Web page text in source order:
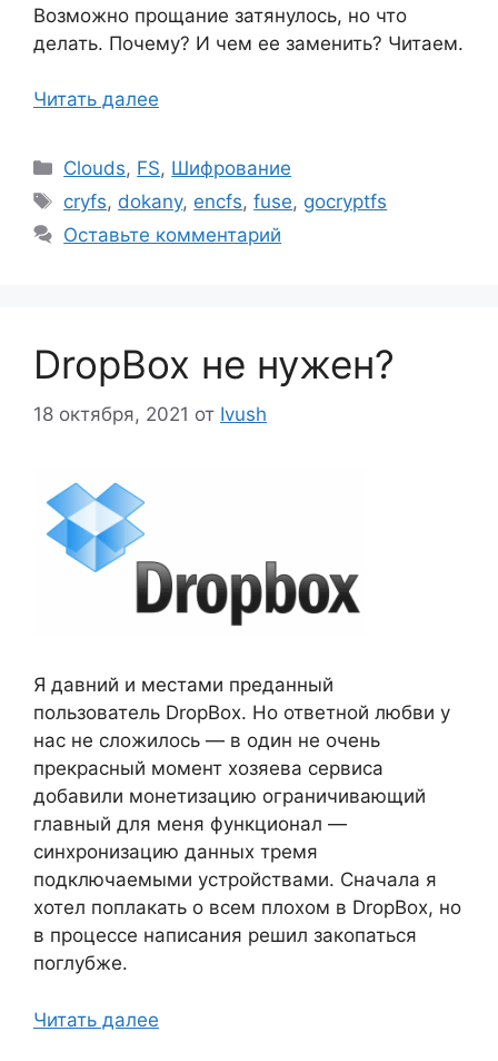
Возможно прощание затянулось, но что
делать. Почему? И чем ее заменить? Читаем.
Читать далее
Рубрики
Clouds, FS, Шифрование
Метки
cryfs, dokany, encfs,fuse, gocryptfs
Оставьте комментарий
DropBox не нужен?
18 октября, 2021 от Ivush
Я давний и местами преданный
пользователь DropBox. Но ответной любви у
нас не сложилось — в один не очень
прекрасный момент хозяева сервиса
добавили монетизацию ограничивающий
главный для меня функционал —
синхронизацию данных тремя
подключаемыми устройствами. Сначала я
хотел поплакать о всем плохом в DropBox, но
в процессе написания решил закопаться
поглубже.
Читать далее